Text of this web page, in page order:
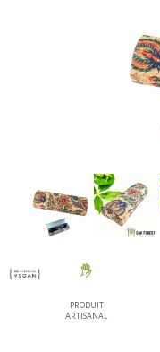
PRODUIT
ARTISANAL